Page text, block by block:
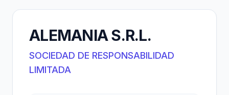
ALEMANIA S.R.L.
SOCIEDAD DE RESPONSABILIDAD
LIMITADA